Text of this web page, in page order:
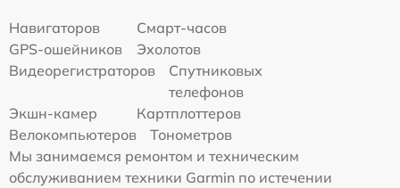
Навигаторов
Смарт-часов
GPS-ошейников
Эхолотов
Видеорегистраторов
Спутниковых
телефонов
Экшн-камер
Картплоттеров
Велокомпьютеров
Тонометров
Мы занимаемся ремонтом и техническим
обслуживанием техники Garmin по истечении